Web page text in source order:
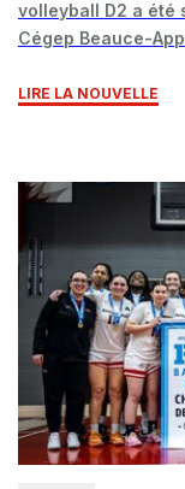
volleyball D2 a été
Cégep Beauce-
LIRE LA NOUVELLE